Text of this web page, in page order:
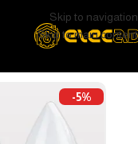
Skip to navigation
Skip to main content
-5%